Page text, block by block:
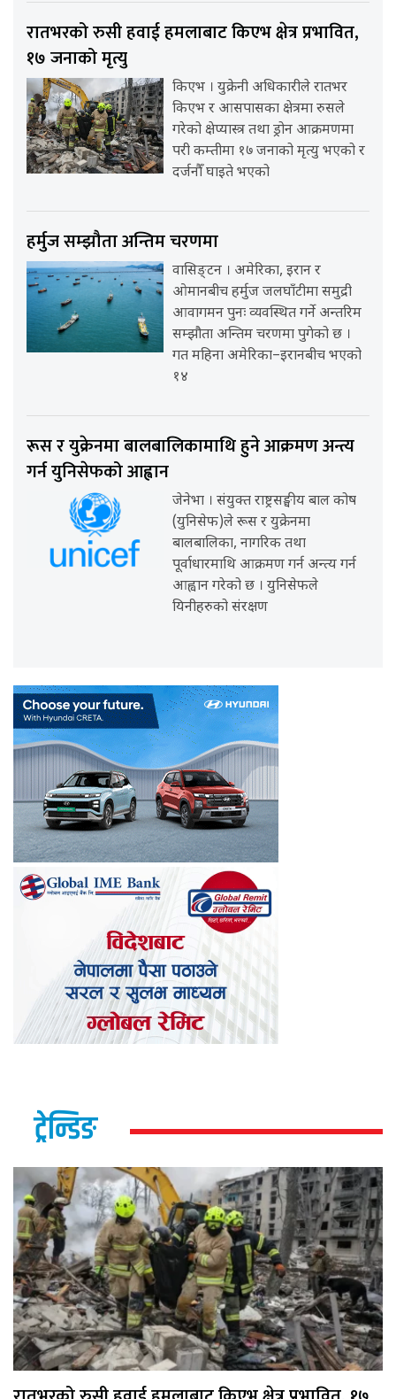
रातभरको रुसी हवाई हमलाबाट किएभ क्षेत्र प्रभावित,
१७ जनाको मृत्यु
किएभ । युक्रेनी अधिकारीले रातभर
किएभ र आसपासका क्षेत्रमा रुसले
गरेको क्षेप्यास्त्र तथा ड्रोन आक्रमणमा
परी कम्तीमा १७ जनाको मृत्यु भएको र
दर्जनौँ घाइते भएको
हर्मुज सम्झौता अन्तिम चरणमा
वासिङ्टन । अमेरिका, इरान र
ओमानबीच हर्मुज जलघाँटीमा समुद्री
आवागमन पुनः व्यवस्थित गर्ने अन्तरिम
सम्झौता अन्तिम चरणमा पुगेको छ ।
गत महिना अमेरिका–इरानबीच भएको
१४
रूस र युक्रेनमा बालबालिकामाथि हुने आक्रमण अन्त्य
गर्न युनिसेफको आह्वान
जेनेभा । संयुक्त राष्ट्रसङ्घीय बाल कोष
(युनिसेफ)ले रूस र युक्रेनमा
बालबालिका, नागरिक तथा
पूर्वाधारमाथि आक्रमण गर्न अन्त्य गर्न
आह्वान गरेको छ । युनिसेफले
यिनीहरुको संरक्षण
ट्रेन्डिङ